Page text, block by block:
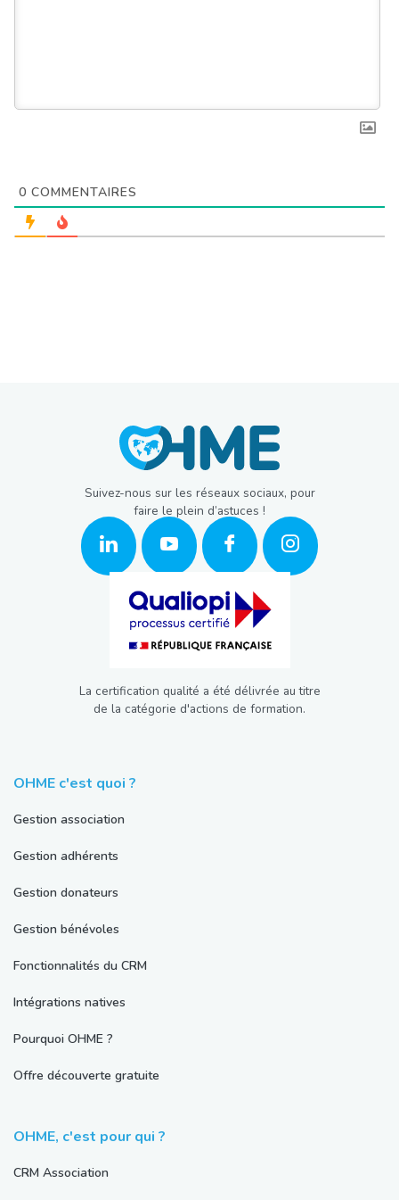
0 COMMENTAIRES
Suivez-nous sur les réseaux sociaux, pour
faire le plein d’astuces !
La certification qualité a été délivrée au titre
de la catégorie d'actions de formation.
OHME c'est quoi ?
Gestion association
Gestion adhérents
Gestion donateurs
Gestion bénévoles
Fonctionnalités du CRM
Intégrations natives
Pourquoi OHME ?
Offre découverte gratuite
OHME, c'est pour qui ?
CRM Association